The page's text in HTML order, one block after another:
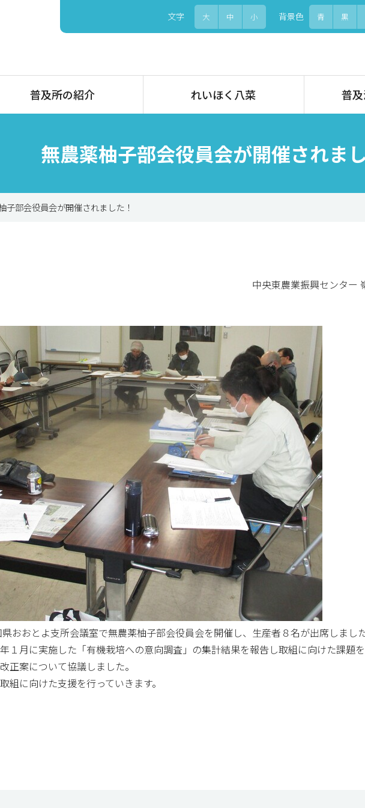
背景色 青 黒
文字 大 中 小
普及所の紹介 れいほく八菜 普
無農薬柚子部会役員会が開催されま
子部会役員会が開催されました！
中央東農業振興センター
おおとよ支所会議室で無農薬柚子部会役員会を開催し、生産者８名が出席しました
１月に実施した「有機栽培への意向調査」の集計結果を報告し取組に向けた課題
正案について協議しました。
組に向けた支援を行っていきます。